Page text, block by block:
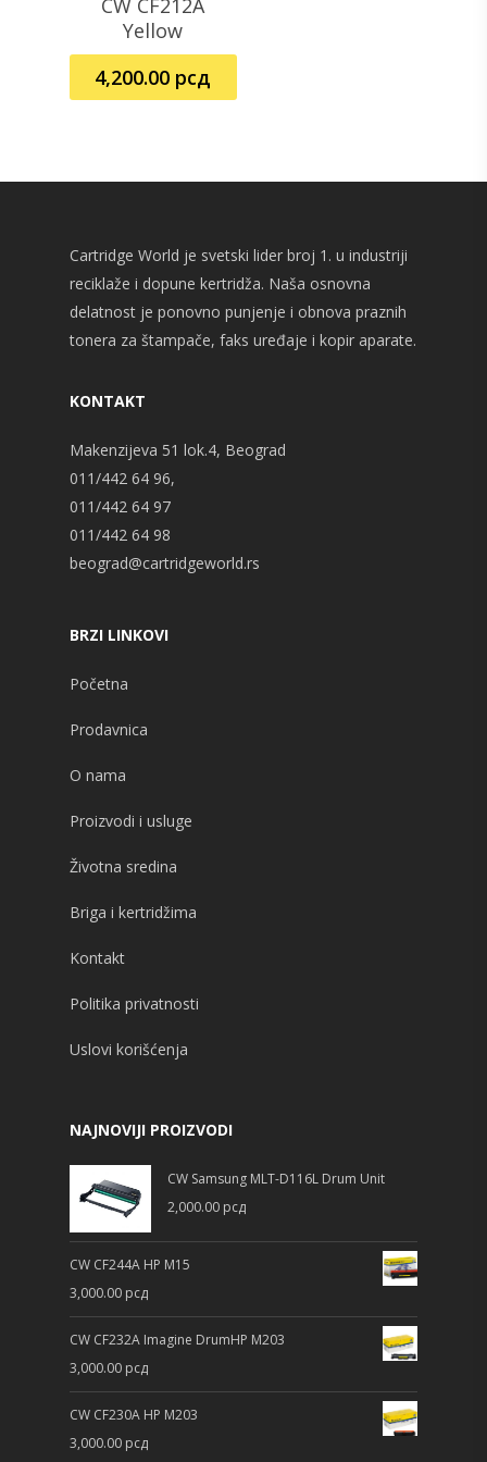
Yellow
4,200.00 рсд
Cartridge World je svetski lider broj 1. u industriji
reciklaže i dopune kertridža. Naša osnovna
delatnost je ponovno punjenje i obnova praznih
tonera za štampače, faks uređaje i kopir aparate.
KONTAKT
Makenzijeva 51 lok.4, Beograd
011/442 64 96,
011/442 64 97
011/442 64 98
beograd@cartridgeworld.rs
BRZI LINKOVI
Početna
Prodavnica
O nama
Proizvodi i usluge
Životna sredina
Briga i kertridžima
Kontakt
Politika privatnosti
Uslovi korišćenja
NAJNOVIJI PROIZVODI
CW Samsung MLT-D116L Drum Unit
2,000.00 рсд
CW CF244A HP M15
3,000.00 рсд
CW CF232A Imagine DrumHP M203
3,000.00 рсд
CW CF230A HP M203
3,000.00 рсд